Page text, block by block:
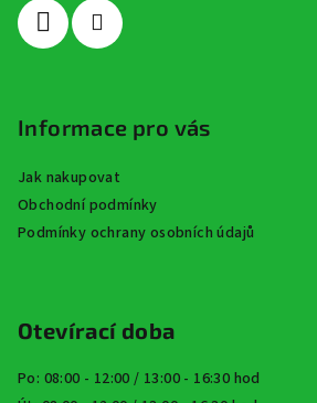
Informace pro vás
Jak nakupovat
Obchodní podmínky
Podmínky ochrany osobních údajů
Otevírací doba
Po: 08:00 - 12:00 / 13:00 - 16:30 hod